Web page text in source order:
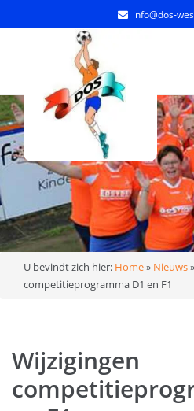
info@dos-
U bevindt zich hier: Home» Nieuws»
competitieprogramma D1 en F1
Wijzigingen